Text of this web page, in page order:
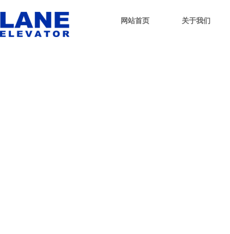
网站首页 关于我们